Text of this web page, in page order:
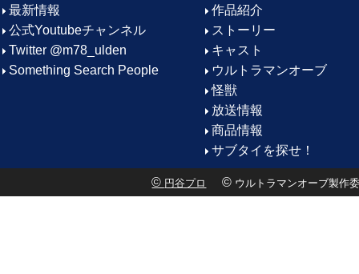
最新情報
公式Youtubeチャンネル
Twitter @m78_ulden
Something Search People
作品紹介
ストーリー
キャスト
ウルトラマンオーブ
怪獣
放送情報
商品情報
サブタイを探せ！
© 円谷プロ © ウルトラマンオーブ製作